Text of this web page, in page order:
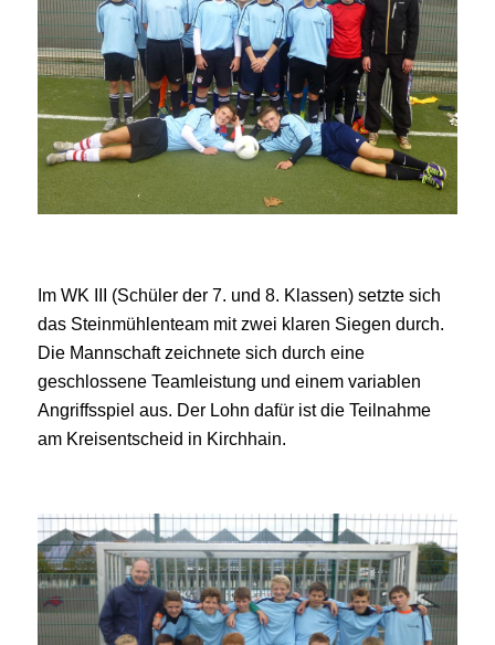
Im WK III (Schüler der 7. und 8. Klassen) setzte sich
das Steinmühlenteam mit zwei klaren Siegen durch.
Die Mannschaft zeichnete sich durch eine
geschlossene Teamleistung und einem variablen
Angriffsspiel aus. Der Lohn dafür ist die Teilnahme
am Kreisentscheid in Kirchhain.